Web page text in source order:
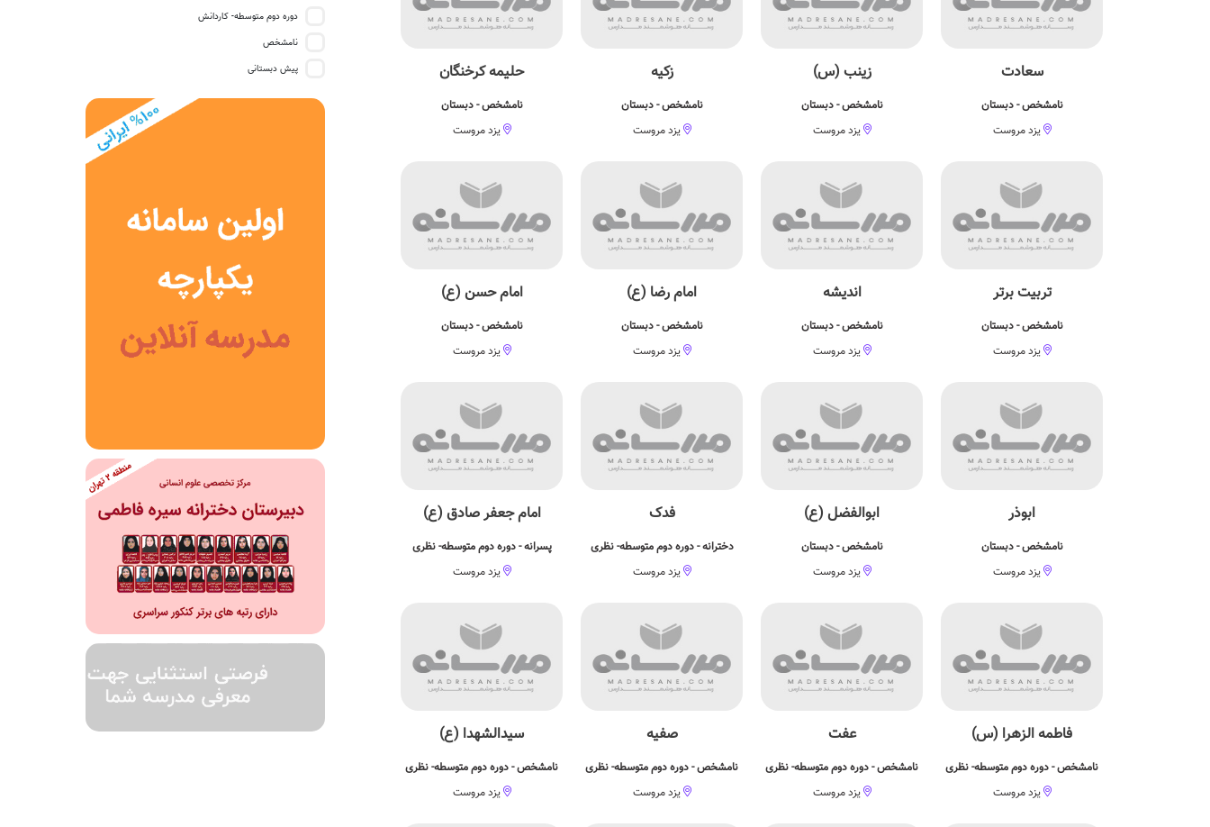
دوره دوم متوسطه- کاردانش
نامشخص
پیش دبستانی
سعادت
نامشخص - دبستان
یزد مروست
زینب (س)
نامشخص - دبستان
یزد مروست
زکیه
نامشخص - دبستان
یزد مروست
حلیمه کرخنگان
نامشخص - دبستان
یزد مروست
تربیت برتر
نامشخص - دبستان
یزد مروست
اندیشه
نامشخص - دبستان
یزد مروست
امام رضا (ع)
نامشخص - دبستان
یزد مروست
امام حسن (ع)
نامشخص - دبستان
یزد مروست
ابوذر
نامشخص - دبستان
یزد مروست
ابوالفضل (ع)
نامشخص - دبستان
یزد مروست
فدک
دخترانه - دوره دوم متوسطه- نظری
یزد مروست
امام جعفر صادق (ع)
پسرانه - دوره دوم متوسطه- نظری
یزد مروست
فاطمه الزهرا (س)
نامشخص - دوره دوم متوسطه- نظری
یزد مروست
عفت
نامشخص - دوره دوم متوسطه- نظری
یزد مروست
صفیه
نامشخص - دوره دوم متوسطه- نظری
یزد مروست
سیدالشهدا (ع)
نامشخص - دوره دوم متوسطه- نظری
یزد مروست